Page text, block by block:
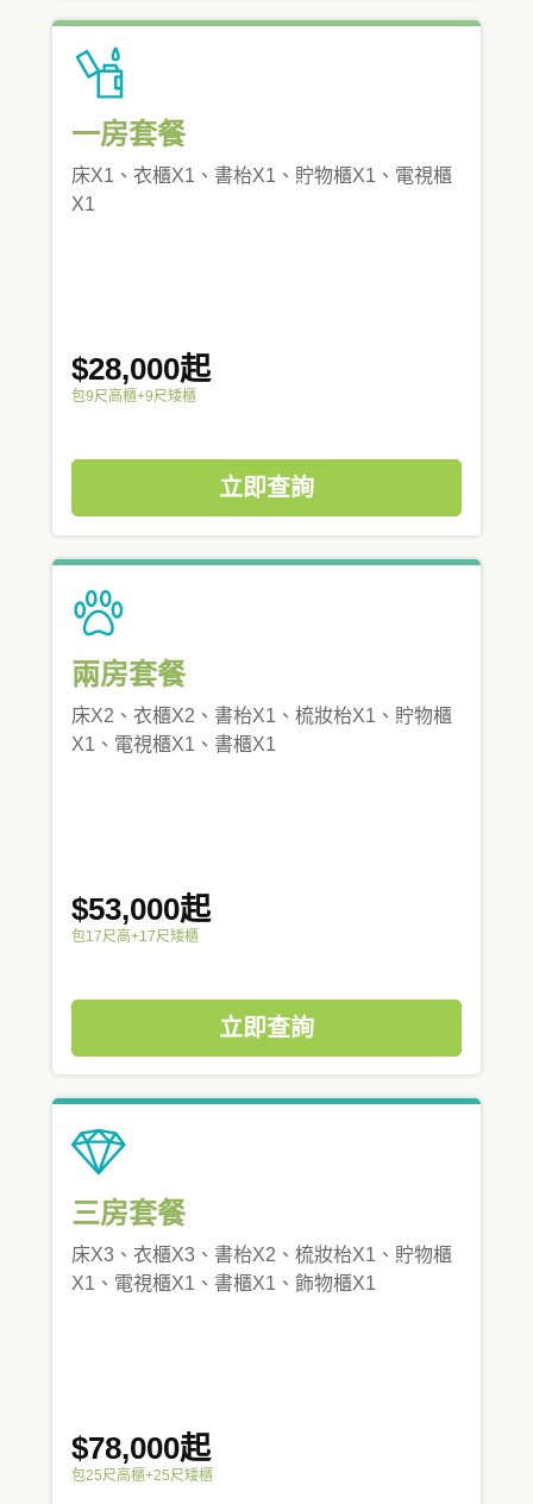
一房套餐
床X1、衣櫃X1、書枱X1、貯物櫃X1、電視櫃
X1
$28,000起
包9尺高櫃+9尺矮櫃
立即查詢
兩房套餐
床X2、衣櫃X2、書枱X1、梳妝枱X1、貯物櫃
X1、電視櫃X1、書櫃X1
$53,000起
包17尺高+17尺矮櫃
立即查詢
三房套餐
床X3、衣櫃X3、書枱X2、梳妝枱X1、貯物櫃
X1、電視櫃X1、書櫃X1、飾物櫃X1
$78,000起
包25尺高櫃+25尺矮櫃